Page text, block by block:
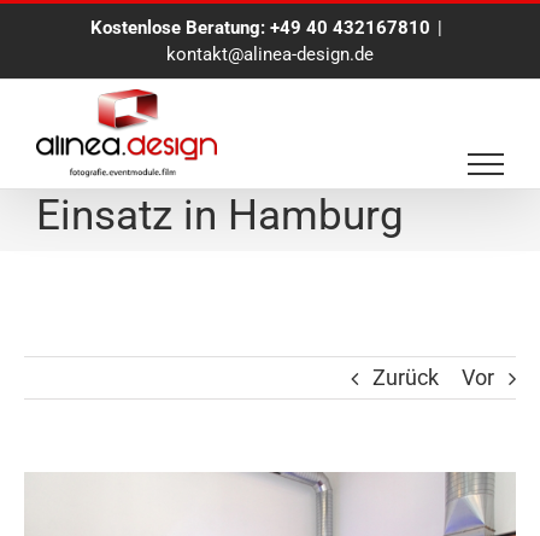
Kostenlose Beratung: +49 40 432167810 |
kontakt@alinea-design.de
XXL alinea.BlueBox-
Einsatz in Hamburg
Zurück Vor